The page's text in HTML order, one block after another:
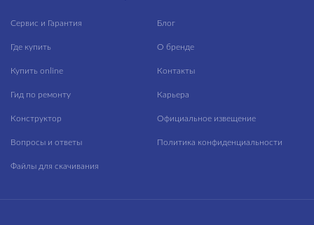
Сервис и Гарантия
Где купить
Купить online
Гид по ремонту
Конструктор
Вопросы и ответы
Файлы для скачивания
Блог
О бренде
Контакты
Карьера
Официальное извещение
Политика конфиденциальности